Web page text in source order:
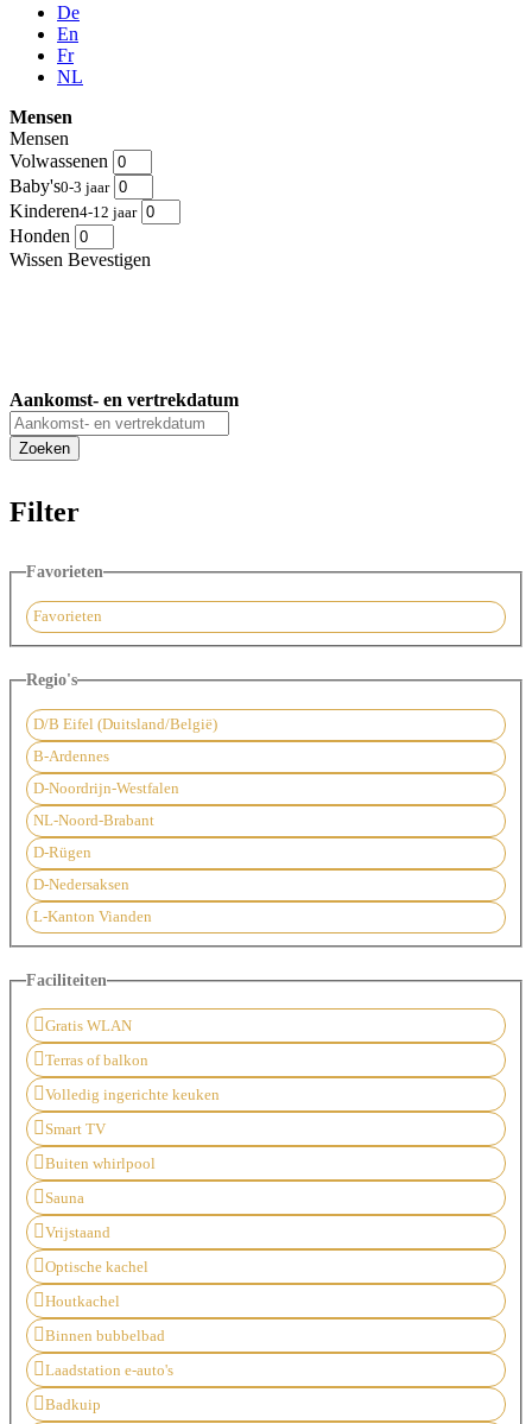
De
En
Fr
NL
Mensen
Mensen
Volwassenen
Baby's0-3 jaar
Kinderen4-12 jaar
Honden
Wissen Bevestigen
Aankomst- en vertrekdatum
Filter
Favorieten
Favorieten
Regio's
D/B Eifel (Duitsland/België)
B-Ardennes
D-Noordrijn-Westfalen
NL-Noord-Brabant
D-Rügen
D-Nedersaksen
L-Kanton Vianden
Faciliteiten
Gratis WLAN
Terras of balkon
Volledig ingerichte keuken
Smart TV
Buiten whirlpool
Sauna
Vrijstaand
Optische kachel
Houtkachel
Binnen bubbelbad
Laadstation e-auto's
Badkuip